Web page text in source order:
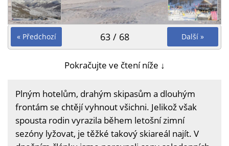
« Předchozí Další »
63 / 68
Pokračujte ve čtení níže ↓
Plným hotelům, drahým skipasům a dlouhým
frontám se chtějí vyhnout všichni. Jelikož však
spousta rodin vyrazila během letošní zimní
sezóny lyžovat, je těžké takový skiareál najít. V